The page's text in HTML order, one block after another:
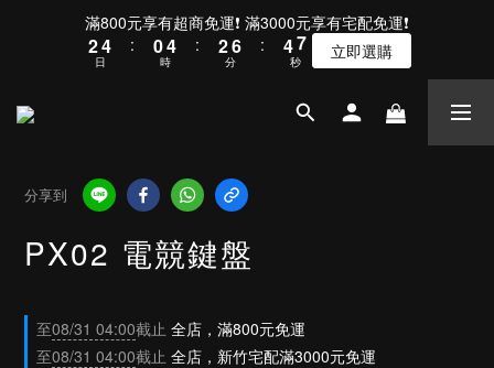
滿800元享有超商免運❗ 滿3000元享有宅配免運❗
3
2
1
5
4
3
日
:
1
0
5
4
3
時
:
3
2
1
7
6
5
0
分
:
5
4
3
7
6
5
3
秒 立即選購
分享到
PX02 電競鍵盤
至08/31 04:00截止 全店，滿800元免運
至08/31 04:00截止 全店，新竹宅配滿3000元免運